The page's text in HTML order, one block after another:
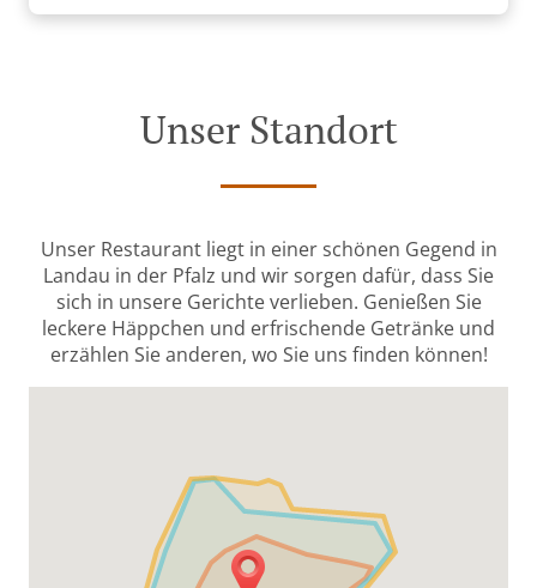
Unser Standort
Unser Restaurant liegt in einer schönen Gegend in
Landau in der Pfalz und wir sorgen dafür, dass Sie
sich in unsere Gerichte verlieben. Genießen Sie
leckere Häppchen und erfrischende Getränke und
erzählen Sie anderen, wo Sie uns finden können!